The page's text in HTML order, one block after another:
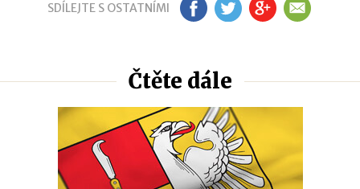
SDÍLEJTE S OSTATNÍMI FB TW GP EM
Čtěte dále